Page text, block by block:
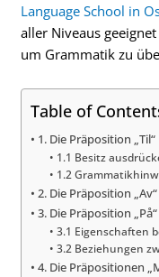
Language School in
aller Niveaus
um Grammatik zu
Table of
1. Die Präposition „Til“
1.1 Besitz
1.2
2. Die Präposition „Av“
3. Die Präposition „På“
3.1 Eigenschaften
3.2 Beziehungen
4. Die Präpositionen